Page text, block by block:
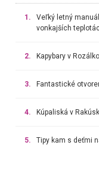
1.
Veľký letný
vonkajších
2. Kapybary v
3. Fantastické
4. Kúpaliská v
5. Tipy kam s deťmi